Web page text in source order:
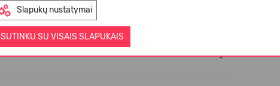
Slapukų nustatymai
SUTINKU SU VISAIS SLAPUKAIS